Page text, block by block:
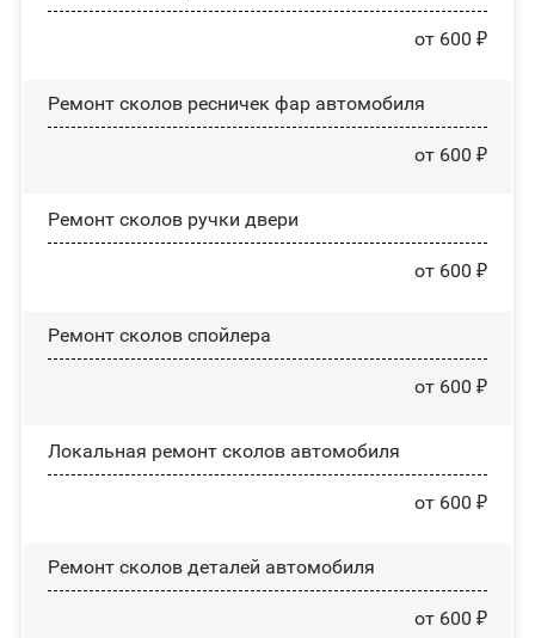
от 600 ₽
Ремонт сколов ресничек фар автомобиля
от 600 ₽
Ремонт сколов ручки двери
от 600 ₽
Ремонт сколов спойлера
от 600 ₽
Локальная ремонт сколов автомобиля
от 600 ₽
Ремонт сколов деталей автомобиля
от 600 ₽